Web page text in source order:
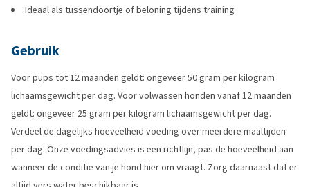
Ideaal als tussendoortje of beloning tijdens training
Gebruik
Voor pups tot 12 maanden geldt: ongeveer 50 gram per kilogram
lichaamsgewicht per dag. Voor volwassen honden vanaf 12 maanden
geldt: ongeveer 25 gram per kilogram lichaamsgewicht per dag.
Verdeel de dagelijks hoeveelheid voeding over meerdere maaltijden
per dag. Onze voedingsadvies is een richtlijn, pas de hoeveelheid aan
wanneer de conditie van je hond hier om vraagt. Zorg daarnaast dat er